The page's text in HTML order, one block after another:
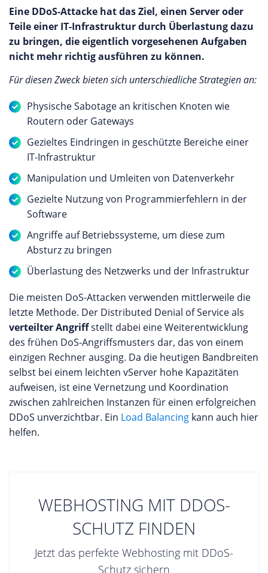
Eine DDoS-Attacke hat das Ziel, einen Server oder
Teile einer IT-Infrastruktur durch Überlastung dazu
zu bringen, die eigentlich vorgesehenen Aufgaben
nicht mehr richtig ausführen zu können.
Für diesen Zweck bieten sich unterschiedliche Strategien an:
Physische Sabotage an kritischen Knoten wie
Routern oder Gateways
Gezieltes Eindringen in geschützte Bereiche einer
IT-Infrastruktur
Manipulation und Umleiten von Datenverkehr
Gezielte Nutzung von Programmierfehlern in der
Software
Angriffe auf Betriebssysteme, um diese zum
Absturz zu bringen
Überlastung des Netzwerks und der Infrastruktur
Die meisten DoS-Attacken verwenden mittlerweile die
letzte Methode. Der Distributed Denial of Service als
verteilter Angriffstellt dabei eine Weiterentwicklung
des frühen DoS-Angriffsmusters dar, das von einem
einzigen Rechner ausging. Da die heutigen Bandbreiten
selbst bei einem leichten vServer hohe Kapazitäten
aufweisen, ist eine Vernetzung und Koordination
zwischen zahlreichen Instanzen für einen erfolgreichen
DDoS unverzichtbar. Ein Load Balancing kann auch hier
helfen.
WEBHOSTING MIT DDOS-
SCHUTZ FINDEN
Jetzt das perfekte Webhosting mit DDoS-
Schutz sichern